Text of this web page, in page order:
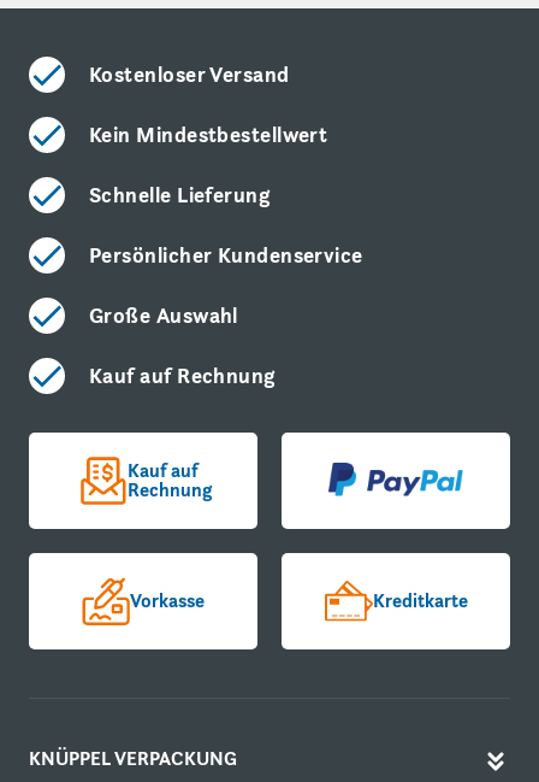
Kostenloser Versand
Kein Mindestbestellwert
Schnelle Lieferung
Persönlicher Kundenservice
Große Auswahl
Kauf auf Rechnung
Kauf auf
Rechnung
Vorkasse Kreditkarte
KNÜPPEL VERPACKUNG